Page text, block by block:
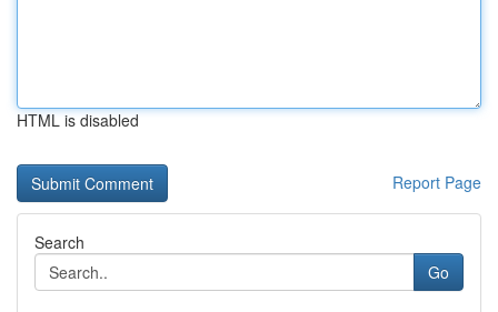
HTML is disabled
Report Page
Search
Go